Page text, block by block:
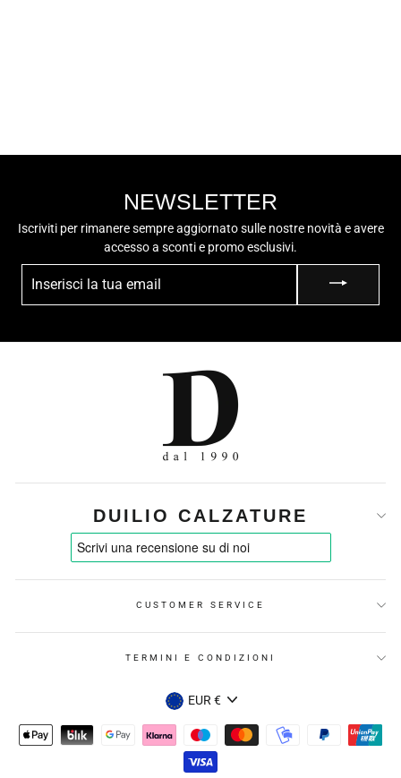
NEWSLETTER
Iscriviti per rimanere sempre aggiornato sulle nostre novità e avere
accesso a sconti e promo esclusivi.
DUILIO CALZATURE
CUSTOMER SERVICE
TERMINI E CONDIZIONI
VALUTA
EUR €